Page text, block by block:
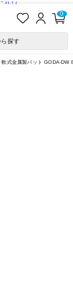
いて
入
ロ
ン
0
探す
軟式金属製バット GODA-DW